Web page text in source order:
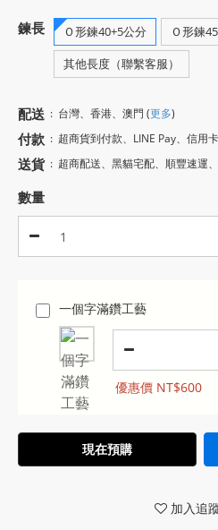
鍊長 Ｏ形鍊40+5公分
Ｏ形鍊
其他長度（聯繫客服）
配送 : 台灣、香港、澳門 (更多)
付款 : 超商貨到付款、LINE Pay、信用卡
送貨 : 超商配送、黑貓宅配、順豐速運
數量
一個字滿鑽工藝
優惠價 NT$600
現在預購
加入追